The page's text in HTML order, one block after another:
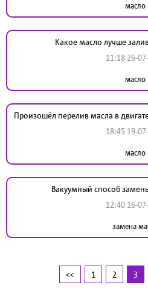
масло
Какое масло лучше
11:18 26-
масло
Произошёл перелив масла в
18:45 19-
масло
Вакуумный способ
12:40 16-
замена
<< 1 2 3